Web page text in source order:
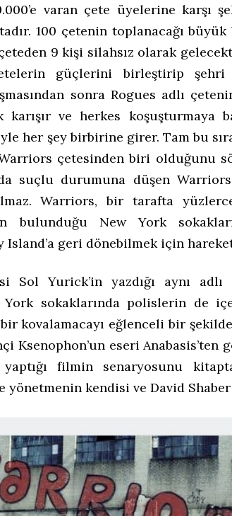
varan çete üyelerine karşı
100 çetenin toplanacağı
9 kişi silahsız olarak
güçlerini birleştirip şehri
sonra Rogues adlı
karışır ve herkes koşuşturmaya
her şey birbirine girer. Tam bu
çetesinden biri olduğunu
suçlu durumuna düşen
Warriors, bir tarafta
bulunduğu New York
Island’a geri dönebilmek için
Sol Yurick’in yazdığı aynı
York sokaklarında polislerin de
kovalamacayı eğlenceli bir
Ksenophon’un eseri Anabasis’ten
filmin senaryosunu
yönetmenin kendisi ve David